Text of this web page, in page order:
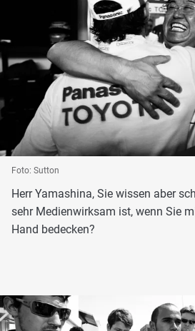
Foto: Sutton
Herr Yamashina, Sie wissen aber
sehr Medienwirksam ist, wenn Sie
Hand bedecken?